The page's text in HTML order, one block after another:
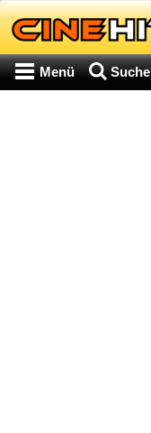
Menü Suche